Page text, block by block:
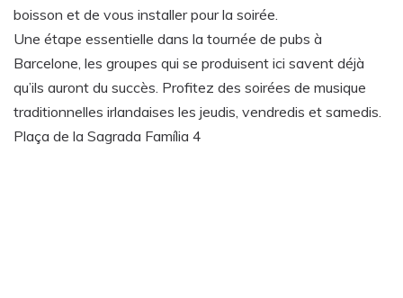
boisson et de vous installer pour la soirée.
Une étape essentielle dans la tournée de pubs à
Barcelone, les groupes qui se produisent ici savent déjà
qu’ils auront du succès. Profitez des soirées de musique
traditionnelles irlandaises les jeudis, vendredis et samedis.
Plaça de la Sagrada Família 4